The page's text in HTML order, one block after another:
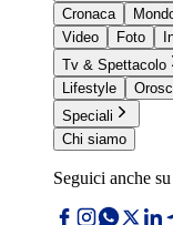
Cronaca
Video
Foto
Tv & Spettacolo
Lifestyle
Speciali
Chi siamo
Seguici anche su